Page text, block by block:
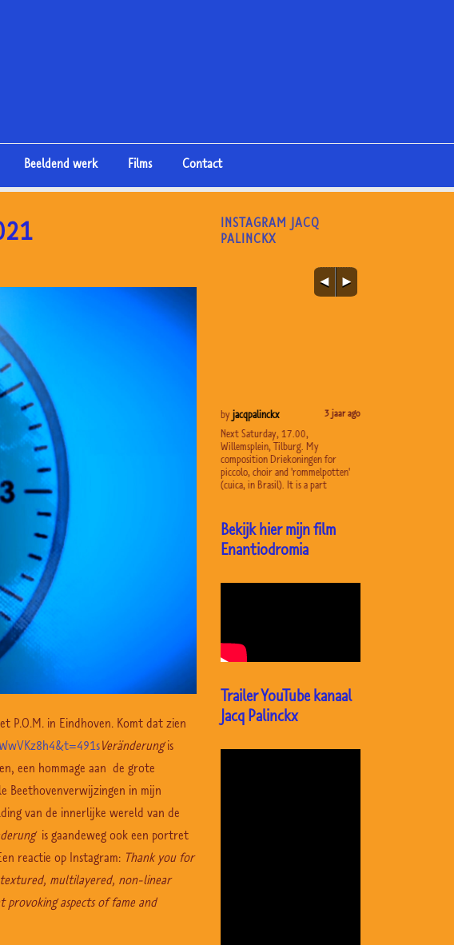
Beeldend werk Films Contact
P.O.M. in Eindhoven. Komt dat zien
Veränderungis
een hommage aan de grote
Beethovenverwijzingen in mijn
van de innerlijke wereld van de
is gaandeweg ook een portret
reactie op Instagram: Thank you for
multilayered, non-linear
aspects of fame and
INSTAGRAM JACQ
PALINCKX
byjacqpalinckx 3 jaar ago
Next Saturday, 17.00,
Willemsplein, Tilburg. My
composition Driekoningen for
piccolo, choir and 'rommelpotten'
(cuica, in Brasil). It is a part
by
Bekijk hier mijn film
Enantiodromia
Trailer YouTube kanaal
Jacq Palinckx